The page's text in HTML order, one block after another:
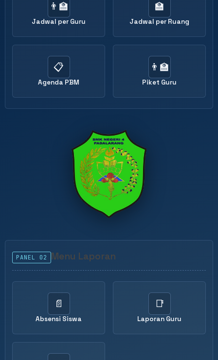
👨‍🏫
Jadwal per Guru
🏫
Jadwal per Ruang
📋
Agenda PBM
👨‍🏫
Piket Guru
PANEL 02 Menu Laporan
📄
Absensi Siswa
📑
Laporan Guru